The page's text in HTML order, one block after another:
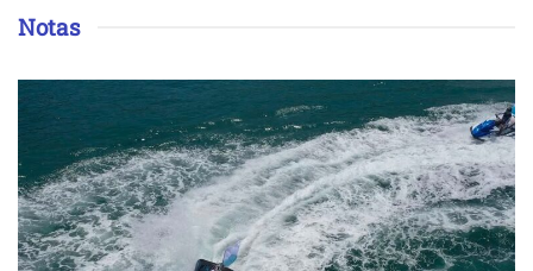
Notas